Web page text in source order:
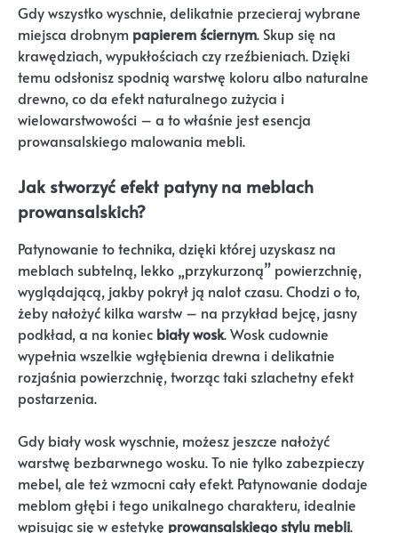
Gdy wszystko wyschnie, delikatnie przecieraj wybrane
miejsca drobnym papierem ściernym. Skup się na
krawędziach, wypukłościach czy rzeźbieniach. Dzięki
temu odsłonisz spodnią warstwę koloru albo naturalne
drewno, co da efekt naturalnego zużycia i
wielowarstwowości – a to właśnie jest esencja
prowansalskiego malowania mebli.
Jak stworzyć efekt patyny na meblach
prowansalskich?
Patynowanie to technika, dzięki której uzyskasz na
meblach subtelną, lekko „przykurzoną” powierzchnię,
wyglądającą, jakby pokrył ją nalot czasu. Chodzi o to,
żeby nałożyć kilka warstw – na przykład bejcę, jasny
podkład, a na koniec biały wosk. Wosk cudownie
wypełnia wszelkie wgłębienia drewna i delikatnie
rozjaśnia powierzchnię, tworząc taki szlachetny efekt
postarzenia.
Gdy biały wosk wyschnie, możesz jeszcze nałożyć
warstwę bezbarwnego wosku. To nie tylko zabezpieczy
mebel, ale też wzmocni cały efekt. Patynowanie dodaje
meblom głębi i tego unikalnego charakteru, idealnie
wpisując się w estetykę prowansalskiego stylu mebli.